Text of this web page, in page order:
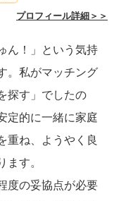
プロフィール詳細＞＞
ん！」という気持
。私がマッチング
探す」でしたの
定的に一緒に家庭
重ね、ようやく良
ます。
度の妥協点が必要